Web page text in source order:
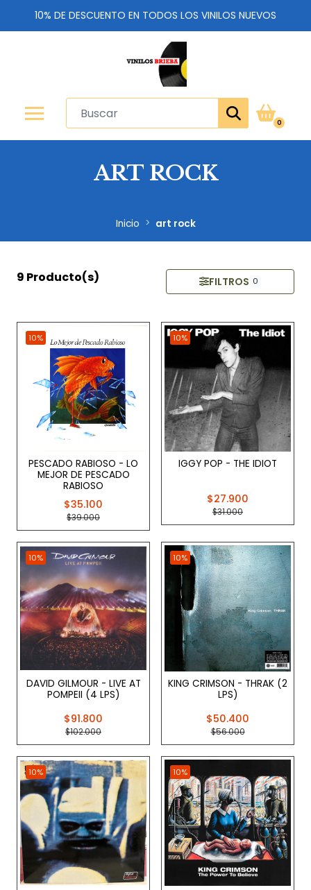
10% DE DESCUENTO EN TODOS LOS VINILOS NUEVOS
0
ART ROCK
Inicio art rock
9 Producto(s) FILTROS 0
10%
PESCADO RABIOSO - LO
MEJOR DE PESCADO
RABIOSO
$35.100
$39.000
10%
IGGY POP - THE IDIOT
$27.900
$31.000
10%
DAVID GILMOUR - LIVE AT
POMPEII (4 LPS)
$91.800
$102.000
10%
KING CRIMSON - THRAK (2
LPS)
$50.400
$56.000
10% 10%